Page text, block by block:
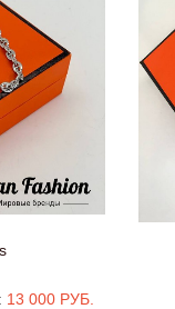
13 000 РУБ.